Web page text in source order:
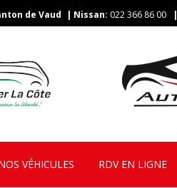
de Vaud | Nissan: 022 366 86 00
VÉHICULES RDV EN LIGNE